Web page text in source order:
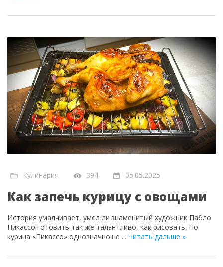
Кулинария 394 05.05.2025
Как запечь курицу с овощами
История умалчивает, умел ли знаменитый художник Пабло
Пикассо готовить так же талантливо, как рисовать. Но
курица «Пикассо» однозначно не ... Читать дальше »